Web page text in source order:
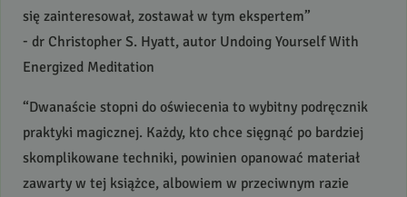
się zainteresował, zostawał w tym ekspertem”
- dr Christopher S. Hyatt, autor Undoing Yourself With
Energized Meditation
“Dwanaście stopni do oświecenia to wybitny podręcznik
praktyki magicznej. Każdy, kto chce sięgnąć po bardziej
skomplikowane techniki, powinien opanować materiał
zawarty w tej książce, albowiem w przeciwnym razie